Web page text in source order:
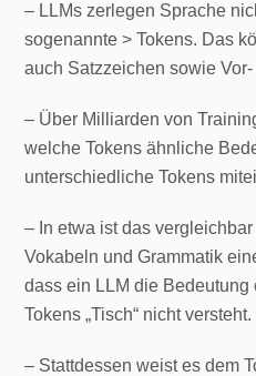
– LLMs zerlegen Sprache
sogenannte > Tokens. Das
auch Satzzeichen sowie
– Über Milliarden von
welche Tokens ähnliche
unterschiedliche Tokens
– In etwa ist das
Vokabeln und Grammatik
dass ein LLM die Bedeutung
Tokens „Tisch“ nicht versteht.
– Stattdessen weist es dem